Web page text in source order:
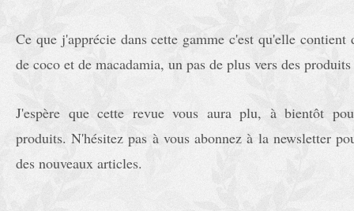
Ce que j'apprécie dans cette gamme c'est qu'elle
de coco et de macadamia, un pas de plus vers des
J'espère que cette revue vous aura plu, à bientôt
produits. N'hésitez pas à vous abonnez à la newsletter
des nouveaux articles.